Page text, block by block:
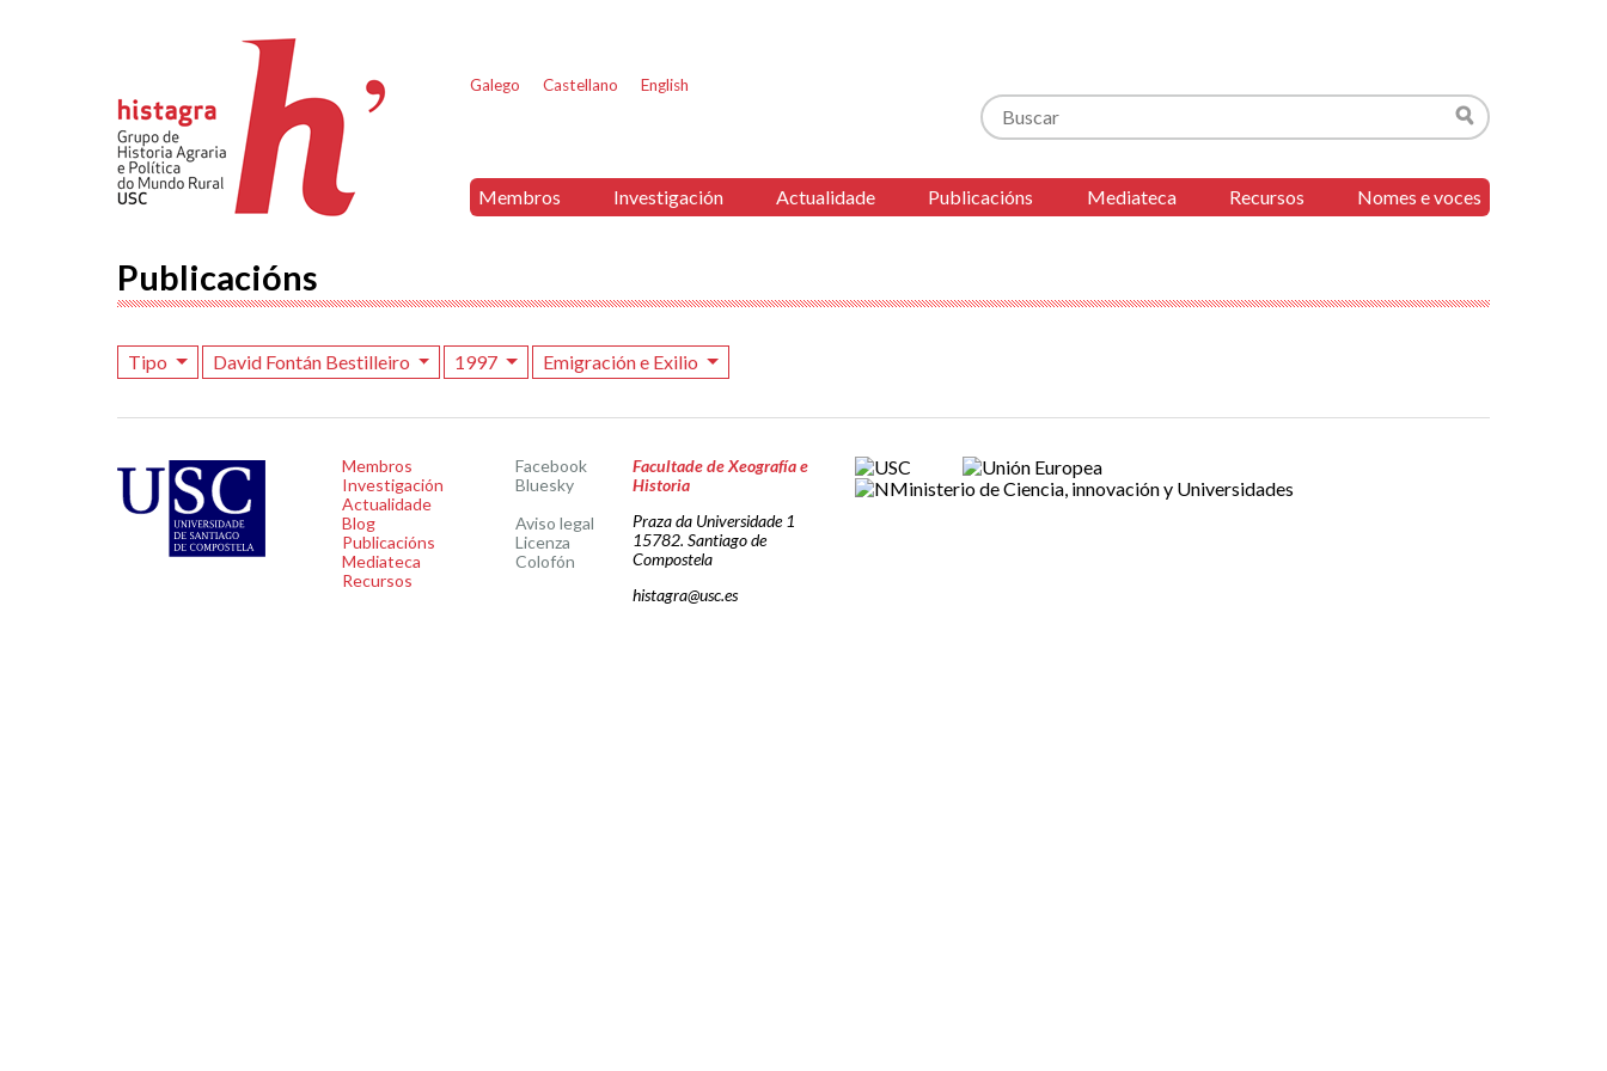
Galego Castellano English
Buscar
Buscar
Membros Investigación Actualidade Publicacións Mediateca Recursos Nomes e voces
Publicacións
Tipo David Fontán Bestilleiro 1997 Emigración e Exilio
Membros
Investigación
Actualidade
Blog
Publicacións
Mediateca
Recursos
Facebook
Bluesky
Aviso legal
Licenza
Colofón
Facultade de Xeografía e
Historia
Praza da Universidade 1
15782. Santiago de
Compostela
histagra@usc.es